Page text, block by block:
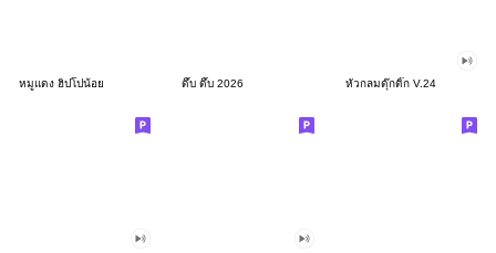
หมูแดง ฮิปโปน้อย ดึ๊บ ดึ๊บ 2026 หัวกลมดุ๊กดิ๊ก V.24